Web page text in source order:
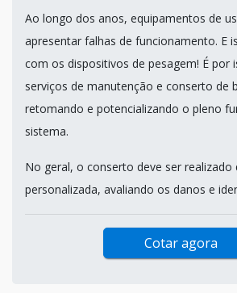
Ao longo dos anos, equipamentos de
apresentar falhas de funcionamento. E
com os dispositivos de pesagem! É por
serviços de manutenção e conserto de
retomando e potencializando o pleno
sistema.
No geral, o conserto deve ser realizado
personalizada, avaliando os danos e
Cotar agora